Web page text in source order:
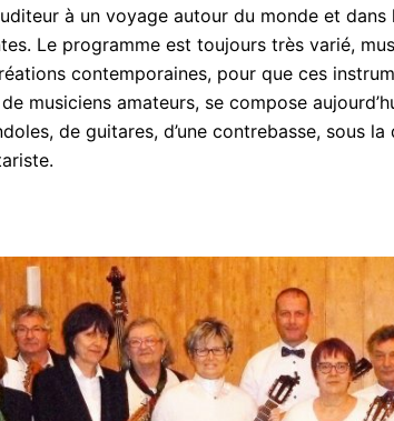
à un voyage autour du monde et
Le programme est toujours très varié,
contemporaines, pour que ces
musiciens amateurs, se compose
de guitares, d’une contrebasse, sous